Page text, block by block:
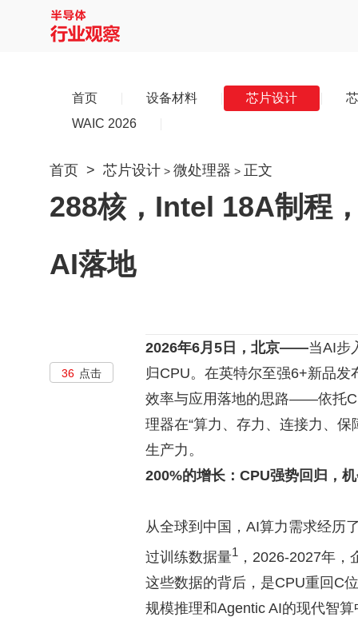
首页 设备材料 芯片设计
WAIC 2026
首页 > 芯片设计 > 微处理器 > 正文
288核，Intel 18A制程
AI落地
36 点击
2026年6月5日，北京——当AI步
归CPU。在英特尔至强6+新品
效率与应用落地的思路——依托
理器在“算力、存力、连接力、
生产力。
200%的增长：CPU强势回归，
从全球到中国，AI算力需求经历
过训练数据量1 ，2026-2027年
这些数据的背后，是CPU重回C
规模推理和Agentic AI的现代智